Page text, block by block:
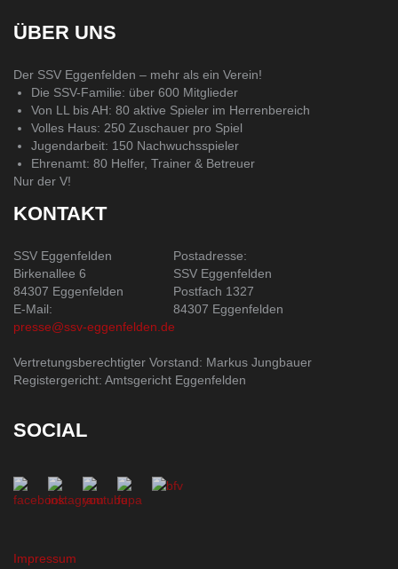
ÜBER UNS
Der SSV Eggenfelden – mehr als ein Verein!
Die SSV-Familie: über 600 Mitglieder
Von LL bis AH: 80 aktive Spieler im Herrenbereich
Volles Haus: 250 Zuschauer pro Spiel
Jugendarbeit: 150 Nachwuchsspieler
Ehrenamt: 80 Helfer, Trainer & Betreuer
Nur der V!
KONTAKT
SSV Eggenfelden
Birkenallee 6
84307 Eggenfelden
E-Mail:
presse@ssv-eggenfelden.de
Postadresse:
SSV Eggenfelden
Postfach 1327
84307 Eggenfelden
Vertretungsberechtigter Vorstand: Markus Jungbauer
Registergericht: Amtsgericht Eggenfelden
SOCIAL
Impressum